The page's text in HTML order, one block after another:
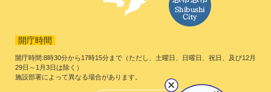
開庁時間
開庁時間:8時30分から17時15分まで（ただし、土曜日、日曜日、祝日、及び12月
29日～1月3日は除く）
施設部署によって異なる場合があります。